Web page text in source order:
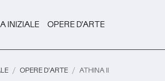
INIZIALE OPERE D'ARTE
OPERE D'ARTE ATHINA II